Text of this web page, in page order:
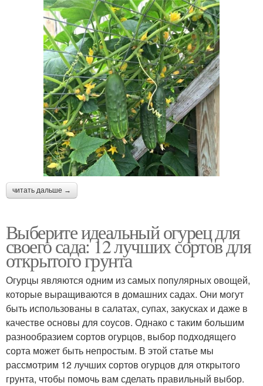
читать дальше →
Выберите идеальный огурец для
своего сада: 12 лучших сортов для
открытого грунта
Огурцы являются одним из самых популярных овощей,
которые выращиваются в домашних садах. Они могут
быть использованы в салатах, супах, закусках и даже в
качестве основы для соусов. Однако с таким большим
разнообразием сортов огурцов, выбор подходящего
сорта может быть непростым. В этой статье мы
рассмотрим 12 лучших сортов огурцов для открытого
грунта, чтобы помочь вам сделать правильный выбор.